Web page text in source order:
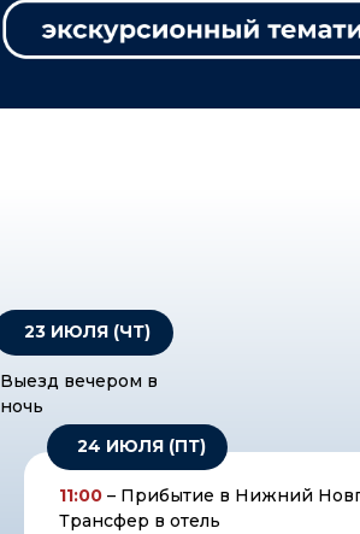
Выезд вечером в
ночь
23 ИЮЛЯ (ЧТ)
11:00 – Прибытие в Нижний
Трансфер в отель
24 ИЮЛЯ (ПТ)